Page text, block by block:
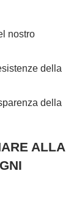
nostro
della
della
ALLA